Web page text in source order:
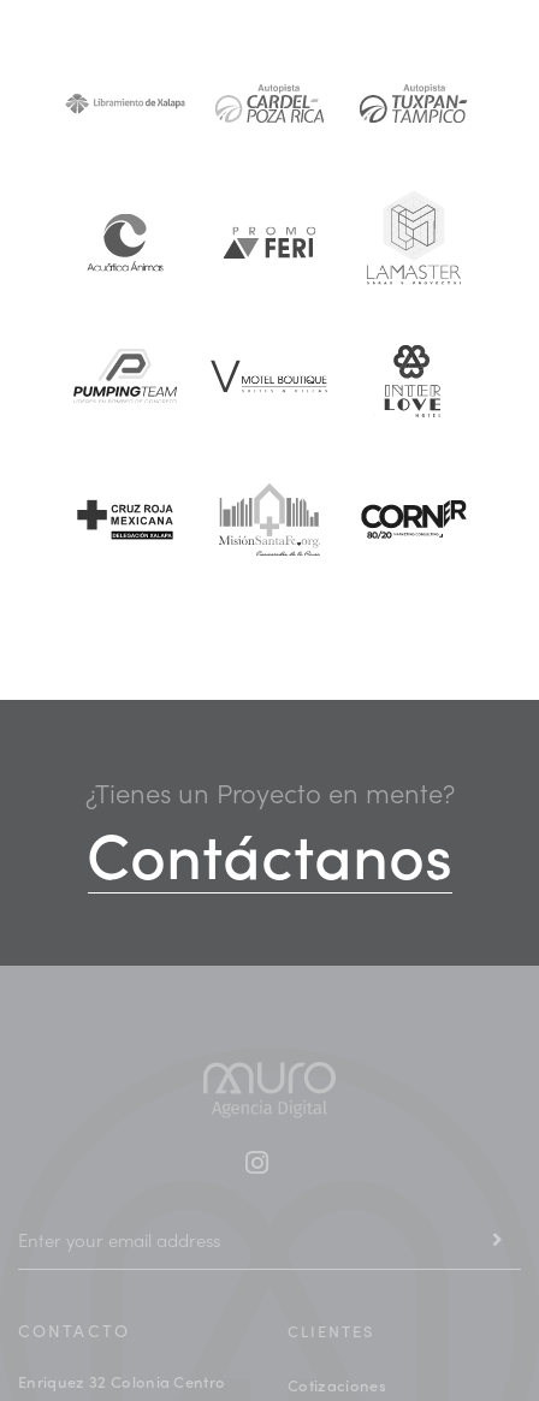
¿Tienes un Proyecto en mente?
Contáctanos
CONTACTO
Enriquez 32 Colonia Centro
CLIENTES
Cotizaciones